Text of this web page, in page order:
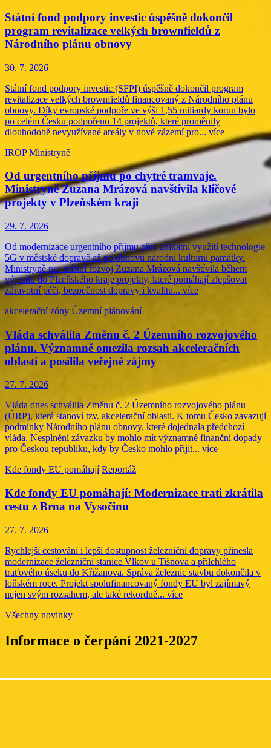
Státní fond podpory investic úspěšně dokončil
program revitalizace velkých brownfieldů z
Národního plánu obnovy
30. 7. 2026
Státní fond podpory investic (SFPI) úspěšně dokončil program
revitalizace velkých brownfieldů financovaný z Národního plánu
obnovy. Díky evropské podpoře ve výši 1,55 miliardy korun bylo
po celém Česku podpořeno 14 projektů, které proměnily
dlouhodobě nevyužívané areály v nové zázemí pro... více
IROP Ministryně
Od urgentního příjmu po chytré tramvaje.
Ministryně Zuzana Mrázová navštívila klíčové
projekty v Plzeňském kraji
29. 7. 2026
Od modernizace urgentního příjmu přes unikátní využití technologie
5G v městské dopravě až po obnovu národní kulturní památky.
Ministryně pro místní rozvoj Zuzana Mrázová navštívila během
výjezdu do Plzeňského kraje projekty, které pomáhají zlepšovat
zdravotní péči, bezpečnost dopravy i kvalitu... více
akcelerační zóny Územní plánování
Vláda schválila Změnu č. 2 Územního rozvojového
plánu. Významně omezila rozsah akceleračních
oblastí a posílila veřejné zájmy
27. 7. 2026
Vláda dnes schválila Změnu č. 2 Územního rozvojového plánu
(ÚRP), která stanoví tzv. akcelerační oblasti. K tomu Česko zavazují
podmínky Národního plánu obnovy, které dojednala předchozí
vláda. Nesplnění závazku by mohlo mít významné finanční dopady
pro Českou republiku, kdy by Česko mohlo přijít... více
Kde fondy EU pomáhají Reportáž
Kde fondy EU pomáhají: Modernizace trati zkrátila
cestu z Brna na Vysočinu
27. 7. 2026
Rychlejší cestování i lepší dostupnost železniční dopravy přinesla
modernizace železniční stanice Vlkov u Tišnova a přilehlého
traťového úseku do Křižanova. Správa železnic stavbu dokončila v
loňském roce. Projekt spolufinancovaný fondy EU byl zajímavý
nejen svým rozsahem, ale také rekordně... více
Všechny novinky
Informace o čerpání 2021-2027